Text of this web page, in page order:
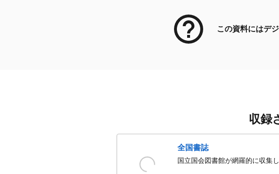
この資料にはデ
収録
全国書誌
国立国会図書館が網羅的に収集